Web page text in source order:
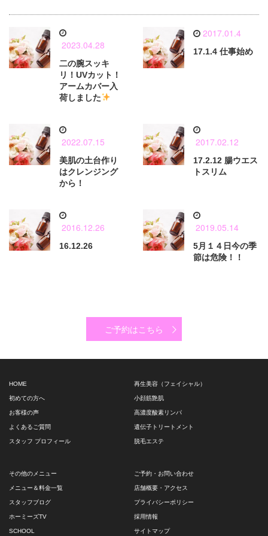
2023.04.28
二の腕スッキ
リ！UVカット！
アームカバー入
荷しました
2017.01.4
17.1.4 仕事始め
2022.07.15
美肌の土台作り
はクレンジング
から！
2017.02.12
17.2.12 腸ウエス
トスリム
2016.12.26
16.12.26
2019.05.14
5月１４日今の季
節は危険！！
ご予約はこちら
HOME
初めての方へ
お客様の声
よくあるご質問
スタッフ プロフィール
再生美容（フェイシャル）
小顔筋艶肌
高濃度酸素リンパ
遺伝子トリートメント
脱毛エステ
その他のメニュー
メニュー＆料金一覧
スタッフブログ
ホーミーズTV
SCHOOL
ご予約・お問い合わせ
店舗概要・アクセス
プライバシーポリシー
採用情報
サイトマップ